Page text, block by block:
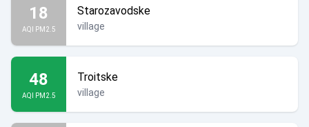
18
AQI PM2.5
Starozavodske
village
48
AQI PM2.5
Troitske
village